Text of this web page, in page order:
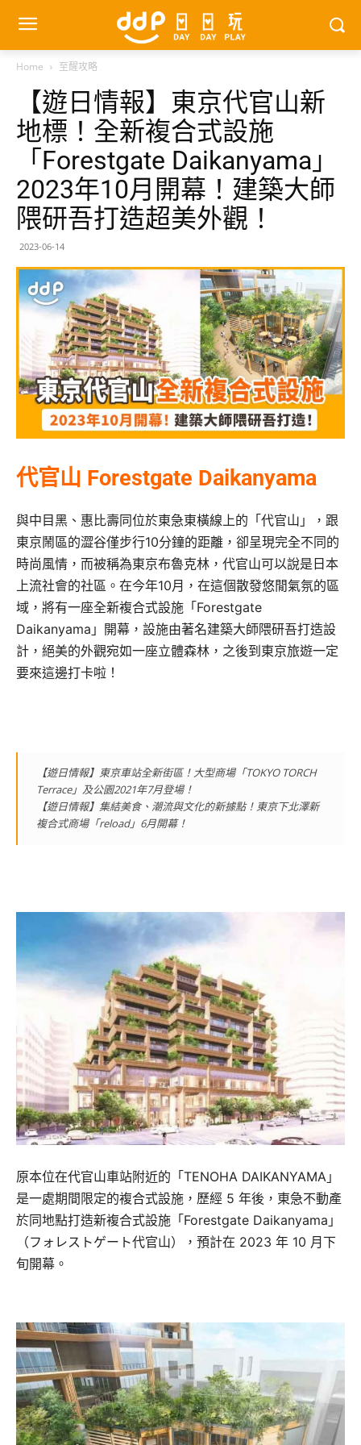
Home 至醒攻略
【遊日情報】東京代官山新
地標！全新複合式設施
「Forestgate Daikanyama」
2023年10月開幕！建築大師
隈研吾打造超美外觀！
2023-06-14
代官山 Forestgate Daikanyama
與中目黑、惠比壽同位於東急東橫線上的「代官山」，跟
東京鬧區的澀谷僅步行10分鐘的距離，卻呈現完全不同的
時尚風情，而被稱為東京布魯克林，代官山可以說是日本
上流社會的社區。在今年10月，在這個散發悠閒氣氛的區
域，將有一座全新複合式設施「Forestgate
Daikanyama」開幕，設施由著名建築大師隈研吾打造設
計，絕美的外觀宛如一座立體森林，之後到東京旅遊一定
要來這邊打卡啦！
【遊日情報】東京車站全新街區！大型商場「TOKYO TORCH
Terrace」及公園2021年7月登場！
【遊日情報】集結美食、潮流與文化的新據點！東京下北澤新
複合式商場「reload」6月開幕！
原本位在代官山車站附近的「TENOHA DAIKANYAMA」
是一處期間限定的複合式設施，歷經 5 年後，東急不動產
於同地點打造新複合式設施「Forestgate Daikanyama」
（フォレストゲート代官山），預計在 2023 年 10 月下
旬開幕。